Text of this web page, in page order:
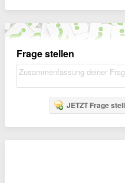
Frage stellen
JETZT Frage